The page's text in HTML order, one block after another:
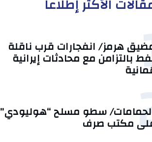
الأكثر إطلاعا
هرمز/ انفجارات قرب ناقلة
بالتزامن مع محادثات إيرانية
سطو مسلح “هوليودي”
مكتب صرف